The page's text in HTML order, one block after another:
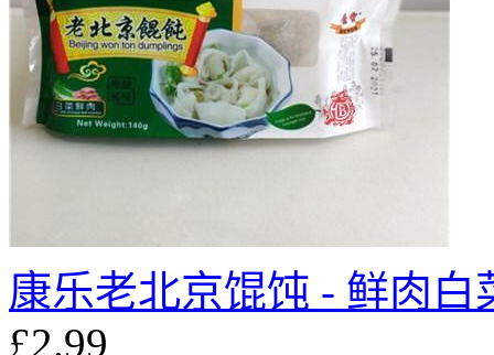
康乐老北京馄饨 - 鲜肉白
£2.99